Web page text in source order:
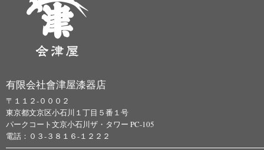
有限会社會津屋漆器店
〒１１２-０００２
東京都文京区小石川１丁目５番１号
パークコート文京小石川ザ・タワー PC-105
電話：０３-３８１６-１２２２